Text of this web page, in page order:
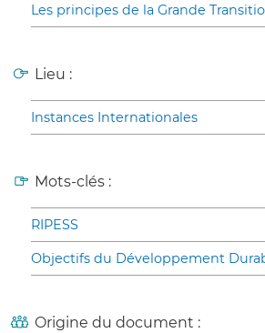
Les principes de la Grande
Lieu :
Instances Internationales
Mots-clés :
RIPESS
Objectifs du Développement
Origine du document :